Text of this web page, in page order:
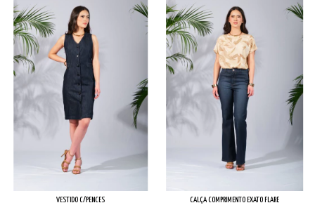
VESTIDO C/PENCES CALÇA COMPRIMENTO EXATO FLARE